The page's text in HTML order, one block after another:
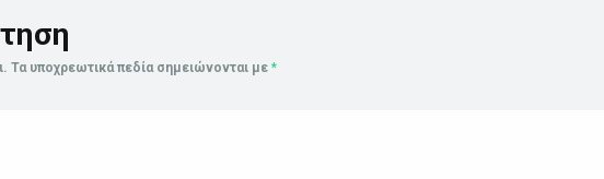
Τα υποχρεωτικά πεδία σημειώνονται με *